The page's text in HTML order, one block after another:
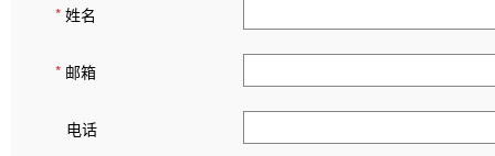
* 姓名
* 邮箱
电话